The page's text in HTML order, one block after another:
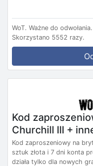
WoT. Ważne do odwołania.
Skorzystano 5552 razy.
Kod
Churchill III +
Kod zaproszeniowy na
sztuk złota i 7 dni konta
działa tylko dla nowych